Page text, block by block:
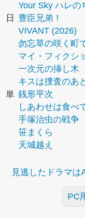
Your Sky ハレの
日
豊臣兄弟！
VIVANT (2026)
勿忘草の咲く町
マイ・フィクシ
一次元の挿し木
キスは捜査のあ
単 銭形平次
しあわせは食べ
手塚治虫の戦争
笹まくら
天城越え
見逃したドラマは
PC